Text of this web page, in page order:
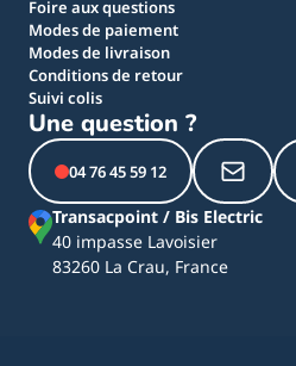
Foire aux questions
Modes de paiement
Modes de livraison
Conditions de retour
Suivi colis
Une question ?
04 76 45 59 12
Transacpoint / Bis Electric
40 impasse Lavoisier
83260 La Crau, France